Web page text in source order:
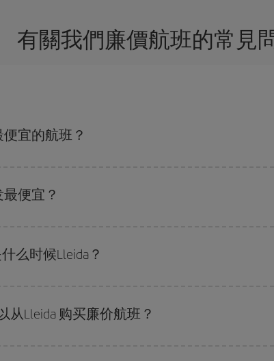
有關我們廉價航班的常見
宜的航班？
便宜？
回程），以便找到最优惠的航班。 此外，您还可以查看我们每天提供
么时候Lleida？
从Lleida 购买廉价航班？